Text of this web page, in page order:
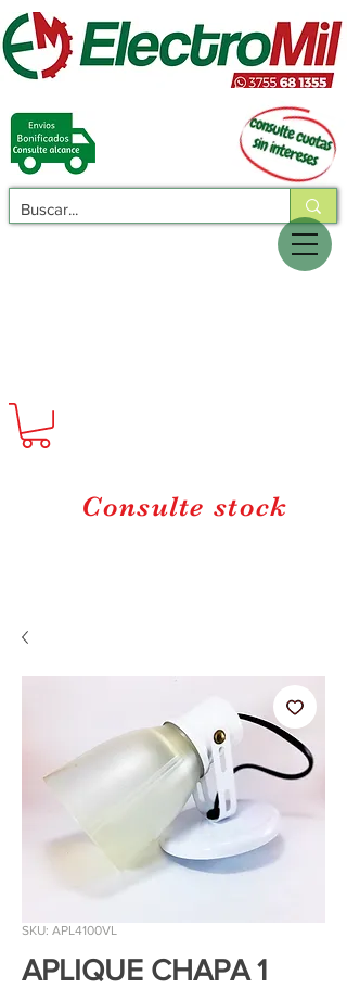
Consulte stock
SKU: APL4100VL
APLIQUE CHAPA 1